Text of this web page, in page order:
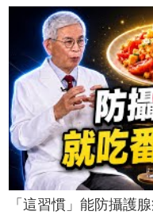
「這習慣」能防攝護